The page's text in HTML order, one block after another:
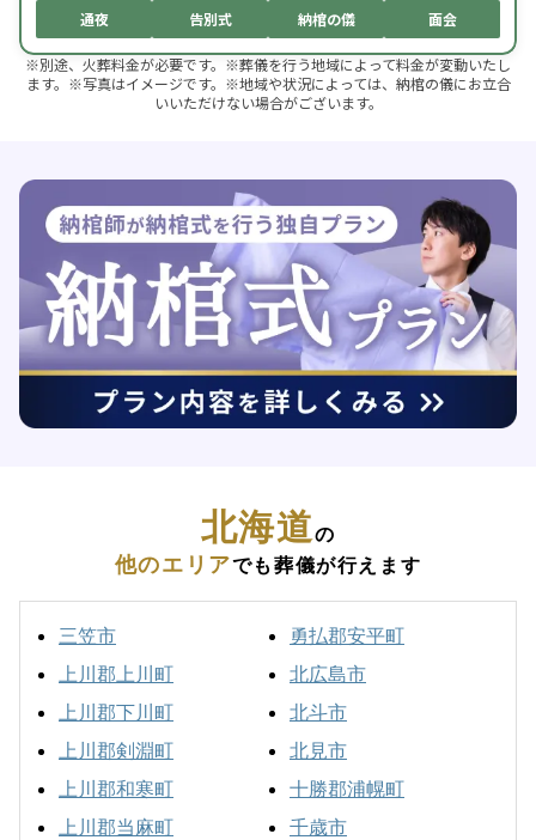
通夜 告別式 納棺の儀 面会
※別途、火葬料金が必要です。※葬儀を行う地域によって料金が変動いたし
ます。※写真はイメージです。※地域や状況によっては、納棺の儀にお立合
いいただけない場合がございます。
北海道の
他のエリアでも葬儀が行えます
三笠市
上川郡上川町
上川郡下川町
上川郡剣淵町
上川郡和寒町
上川郡当麻町
勇払郡安平町
北広島市
北斗市
北見市
十勝郡浦幌町
千歳市